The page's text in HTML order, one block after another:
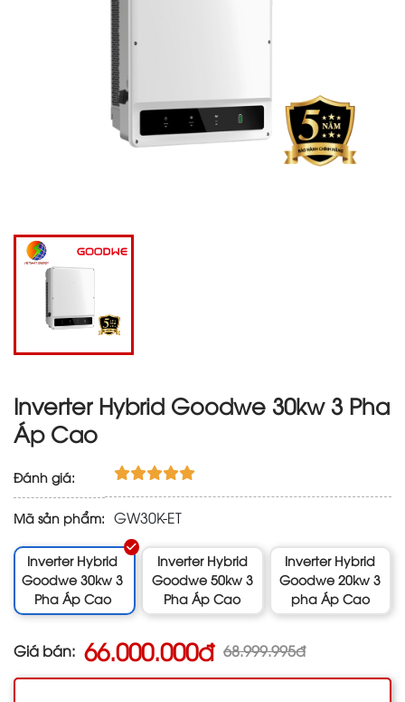
Inverter Hybrid Goodwe 30kw 3 Pha
Áp Cao
Đánh giá:
Mã sản phẩm: GW30K-ET
Inverter Hybrid
Goodwe 30kw 3
Pha Áp Cao
Inverter Hybrid
Goodwe 50kw 3
Pha Áp Cao
Inverter Hybrid
Goodwe 20kw 3
pha Áp Cao
Giá bán: 66.000.000đ 68.999.995đ